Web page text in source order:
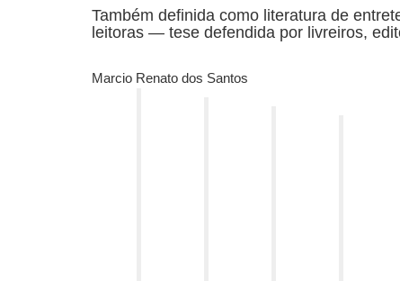
Também definida como literatura de
leitoras — tese defendida por livreiros,
Marcio Renato dos Santos